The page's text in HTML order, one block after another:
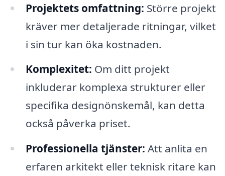
Projektets omfattning: Större projekt
kräver mer detaljerade ritningar, vilket
i sin tur kan öka kostnaden.
Komplexitet: Om ditt projekt
inkluderar komplexa strukturer eller
specifika designönskemål, kan detta
också påverka priset.
Professionella tjänster: Att anlita en
erfaren arkitekt eller teknisk ritare kan